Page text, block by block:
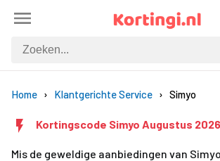
Home Klantgerichte Service Simyo
Kortingscode Simyo Augustus 2026
Mis de geweldige aanbiedingen van